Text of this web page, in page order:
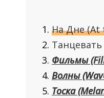
На Дне (At
Танцевать
Фильмы
Волны
Тоска